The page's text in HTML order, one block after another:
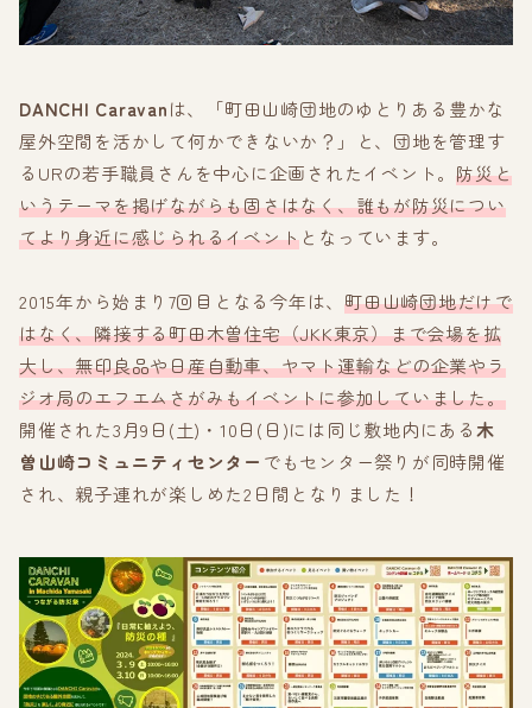
DANCHI Caravanは、「町田山崎団地のゆとりある豊かな
屋外空間を活かして何かできないか？」と、団地を管理す
るURの若手職員さんを中心に企画されたイベント。 防災と
いうテーマを掲げながらも固さはなく、誰もが防災につい
てより身近に感じられるイベントとなっています。
2015年から始まり7回目となる今年は、 町田山崎団地だけで
はなく、隣接する町田木曽住宅（JKK東京）まで会場を拡
大し、無印良品や日産自動車、ヤマト運輸などの企業やラ
ジオ局のエフエムさがみもイベントに参加していました。
開催された3月9日(土)・10日(日)には同じ敷地内にある木
曽山崎コミュニティセンター でもセンター祭りが同時開催
され、親子連れが楽しめた2日間となりました！